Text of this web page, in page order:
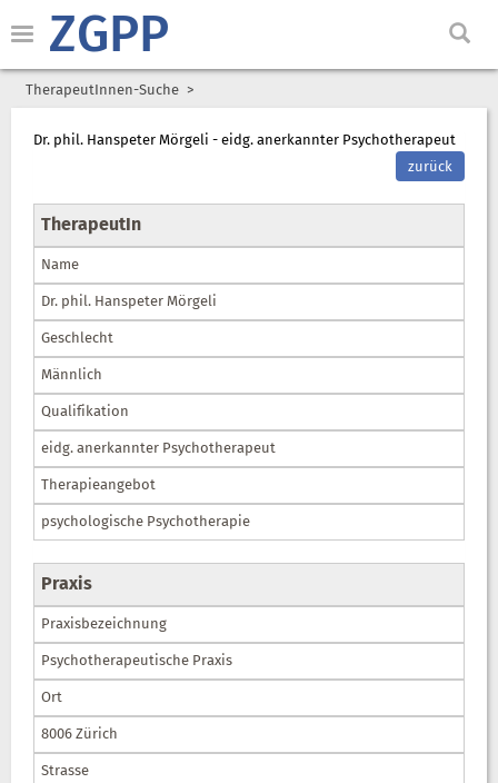
ZGPP
TherapeutInnen-Suche
Dr. phil. Hanspeter Mörgeli - eidg. anerkannter Psychotherapeut
zurück
TherapeutIn
Name
Dr. phil. Hanspeter Mörgeli
Geschlecht
Männlich
Qualifikation
eidg. anerkannter Psychotherapeut
Therapieangebot
psychologische Psychotherapie
Praxis
Praxisbezeichnung
Psychotherapeutische Praxis
Ort
8006 Zürich
Strasse